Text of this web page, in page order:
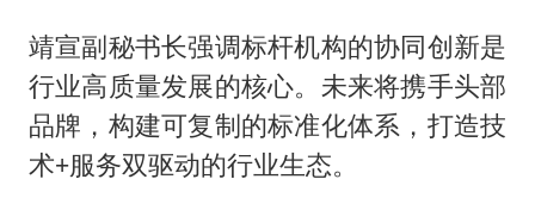
靖宣副秘书长强调标杆机构的协同创新是
行业高质量发展的核心。未来将携手头部
品牌，构建可复制的标准化体系，打造技
术+服务双驱动的行业生态。